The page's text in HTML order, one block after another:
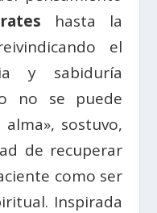
hasta la
el
y sabiduría
no se puede
sostuvo,
de recuperar
como ser
Inspirada